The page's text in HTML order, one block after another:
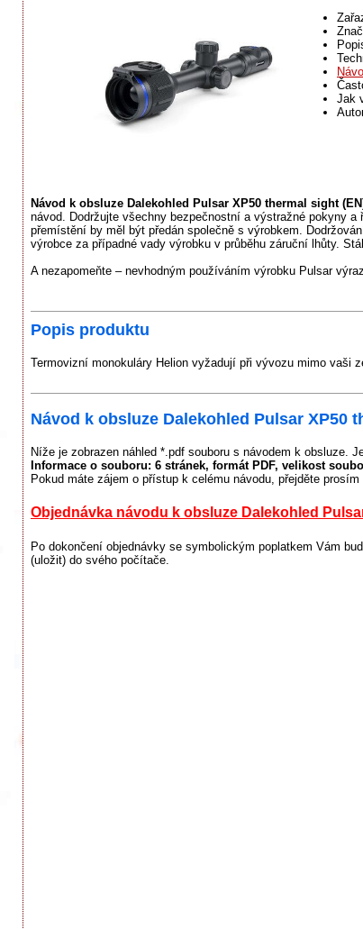
Jak
Návod k obsluze Dalekohled Pulsar XP50 thermal sight
návod. Dodržujte všechny bezpečnostní a výstražné pokyny
přemístění by měl být předán společně s výrobkem.
výrobce za případné vady výrobku v průběhu záruční lhůty.
A nezapomeňte – nevhodným používáním výrobku Pulsar
Popis produktu
Termovizní monokuláry Helion vyžadují při vývozu mimo vaši
Návod k obsluze Dalekohled Pulsar XP50
Níže je zobrazen náhled *.pdf souboru s návodem k obsluze.
Informace o souboru: 6 stránek, formát PDF, velikost
Pokud máte zájem o přístup k celému návodu, přejděte prosím
Objednávka návodu k obsluze Dalekohled
Po dokončení objednávky se symbolickým poplatkem Vám
(uložit) do svého počítače.